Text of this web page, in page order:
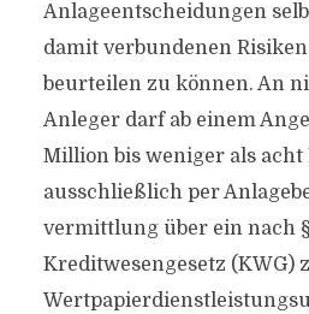
Anlageentscheidungen
damit verbundenen
beurteilen zu können. An
Anleger darf ab einem
Million bis weniger als
ausschließlich per
vermittlung über ein nach
Kreditwesengesetz (KWG)